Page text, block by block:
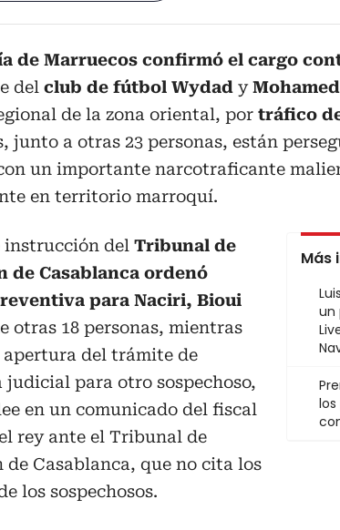
de Marruecos confirmó el cargo
del club de fútbol Wydad y
de la zona oriental, por tráfico
junto a otras 23 personas, están
un importante narcotraficante
en territorio marroquí.
Más
un
los
instrucción del Tribunal de
de Casablanca ordenó
para Naciri, Bioui
otras 18 personas, mientras
apertura del trámite de
para otro sospechoso,
en un comunicado del fiscal
rey ante el Tribunal de
de Casablanca, que no cita los
los sospechosos.